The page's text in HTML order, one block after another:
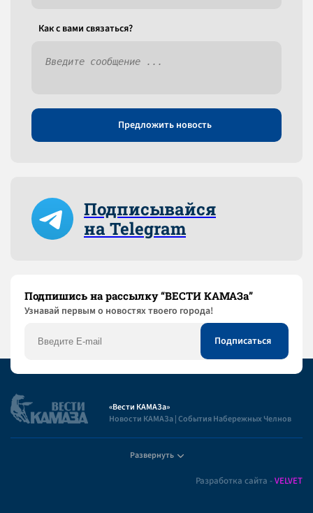
Как c вами связаться?
Предложить новость
Подписывайся
на Telegram
Подпишись на рассылку “ВЕСТИ КАМАЗа”
Узнaвай первым о новостях твоего города!
«Вести КАМАЗа»
Новости КАМАЗа | События Набережных Челнов
Развернуть
Разработка сайта -VELVET